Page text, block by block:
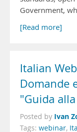
Government,
[Read more]
Italian
Domande
"Guida
Posted by Ivan
Tags: webinar,